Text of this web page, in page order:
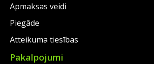
Apmaksas veidi
Piegāde
Atteikuma tiesības
Pakalpojumi